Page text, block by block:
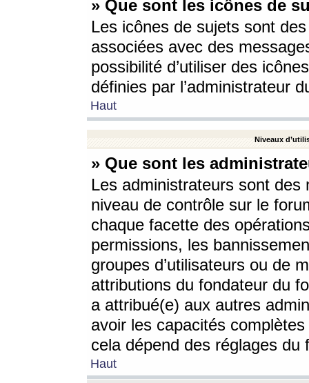
» Que sont les icônes de
Les icônes de sujets sont
associées avec des
possibilité d’utiliser des
définies par l’administrateur
Haut
Niveaux
» Que sont les
Les administrateurs sont
niveau de contrôle sur le
chaque facette des
permissions, les
groupes d’utilisateurs ou de
attributions du fondateur du
a attribué(e) aux autres
avoir les capacités
cela dépend des réglages du
Haut